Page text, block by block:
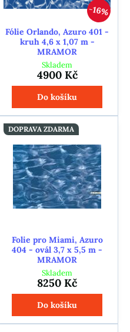
16%
Fólie Orlando, Azuro 401 -
kruh 4,6 x 1,07 m -
MRAMOR
Skladem
4900 Kč
Do košíku
DOPRAVA ZDARMA
Folie pro Miami, Azuro
404 - ovál 3,7 x 5,5 m -
MRAMOR
Skladem
8250 Kč
Do košíku